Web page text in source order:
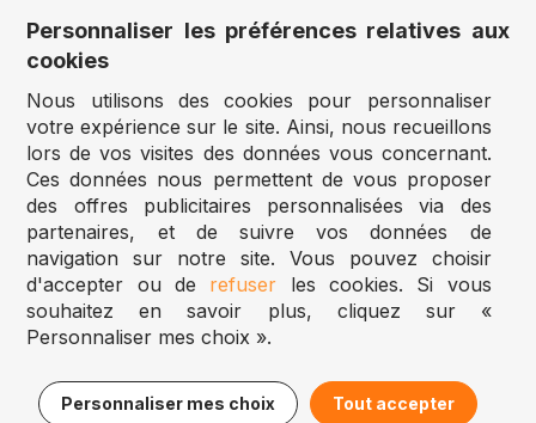
15,95€ Ajouter au panier
Nos sites
Autriche :www.puzzle.at
Belgique :www.puzzle.be
Royaume Uni :
www.jigsawpuzzle.co.uk
Accès revendeurs / détaillants
Vous avez un magasin ?
Vous souhaitez accéder à nos prix revendeurs ?
Puzzle.be 2025
Personnaliser les préférences relatives aux
cookies
Nous utilisons des cookies pour personnaliser
votre expérience sur le site. Ainsi, nous recueillons
lors de vos visites des données vous concernant.
Ces données nous permettent de vous proposer
des offres publicitaires personnalisées via des
partenaires, et de suivre vos données de
navigation sur notre site. Vous pouvez choisir
d'accepter ou de refuser les cookies. Si vous
souhaitez en savoir plus, cliquez sur «
Personnaliser mes choix ».
Personnaliser mes choix Tout accepter